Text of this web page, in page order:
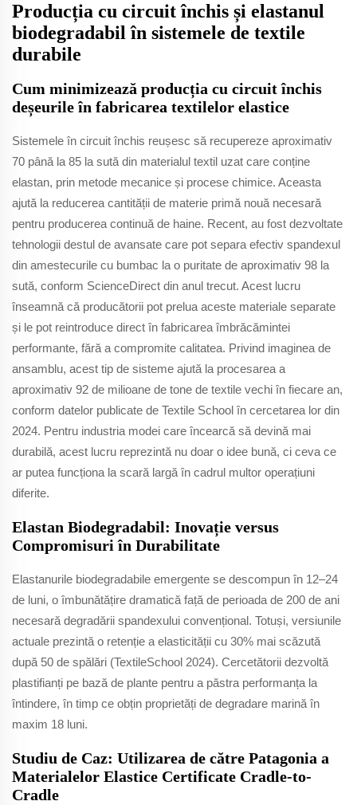
Producția cu circuit închis și elastanul
biodegradabil în sistemele de textile
durabile
Cum minimizează producția cu circuit închis
deșeurile în fabricarea textilelor elastice
Sistemele în circuit închis reușesc să recupereze aproximativ
70 până la 85 la sută din materialul textil uzat care conține
elastan, prin metode mecanice și procese chimice. Aceasta
ajută la reducerea cantității de materie primă nouă necesară
pentru producerea continuă de haine. Recent, au fost dezvoltate
tehnologii destul de avansate care pot separa efectiv spandexul
din amestecurile cu bumbac la o puritate de aproximativ 98 la
sută, conform ScienceDirect din anul trecut. Acest lucru
înseamnă că producătorii pot prelua aceste materiale separate
și le pot reintroduce direct în fabricarea îmbrăcămintei
performante, fără a compromite calitatea. Privind imaginea de
ansamblu, acest tip de sisteme ajută la procesarea a
aproximativ 92 de milioane de tone de textile vechi în fiecare an,
conform datelor publicate de Textile School în cercetarea lor din
2024. Pentru industria modei care încearcă să devină mai
durabilă, acest lucru reprezintă nu doar o idee bună, ci ceva ce
ar putea funcționa la scară largă în cadrul multor operațiuni
diferite.
Elastan Biodegradabil: Inovație versus
Compromisuri în Durabilitate
Elastanurile biodegradabile emergente se descompun în 12–24
de luni, o îmbunătățire dramatică față de perioada de 200 de ani
necesară degradării spandexului convențional. Totuși, versiunile
actuale prezintă o retenție a elasticității cu 30% mai scăzută
după 50 de spălări (TextileSchool 2024). Cercetătorii dezvoltă
plastifianți pe bază de plante pentru a păstra performanța la
întindere, în timp ce obțin proprietăți de degradare marină în
maxim 18 luni.
Studiu de Caz: Utilizarea de către Patagonia a
Materialelor Elastice Certificate Cradle-to-
Cradle